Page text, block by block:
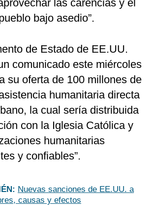
las carencias y el
bajo asedio”.
de Estado de EE.UU.
comunicado este miércoles
su oferta de 100 millones de
humanitaria directa
la cual sería distribuida
con la Iglesia Católica y
humanitarias
y confiables”.
Nuevas sanciones de EE.UU. a
causas y efectos